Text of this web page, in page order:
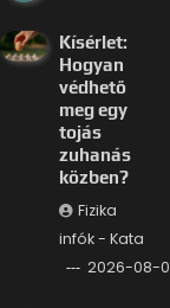
Kísérlet:
Hogyan
védhető
meg egy
tojás
zuhanás
közben?
Fizika
infók - Kata
2026-08-